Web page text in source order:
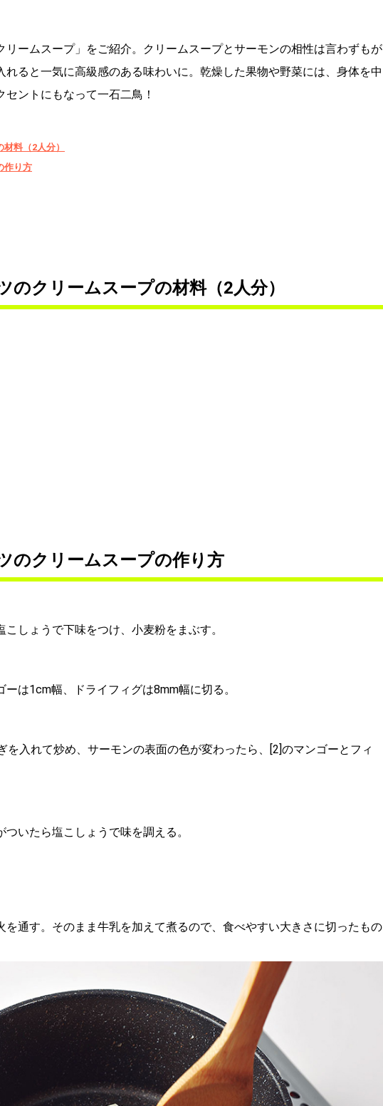
ームスープ」をご紹介。クリームスープとサーモンの相性は言わずもが
ると一気に高級感のある味わいに。乾燥した果物や野菜には、身体を中
ントにもなって一石二鳥！
料（2人分）
作り方
クリームスープの材料（2人分）
のクリームスープの作り方
しょうで下味をつけ、小麦粉をまぶす。
は1cm幅、ドライフィグは8mm幅に切る。
を入れて炒め、サーモンの表面の色が変わったら、[2]のマンゴーとフィ
いたら塩こしょうで味を調える。
を通す。そのまま牛乳を加えて煮るので、食べやすい大きさに切ったもの